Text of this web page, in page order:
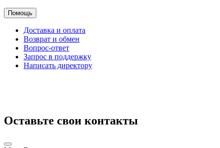
Помощь
Доставка и оплата
Возврат и обмен
Вопрос-ответ
Запрос в поддержку
Написать директору
Оставьте свои контакты